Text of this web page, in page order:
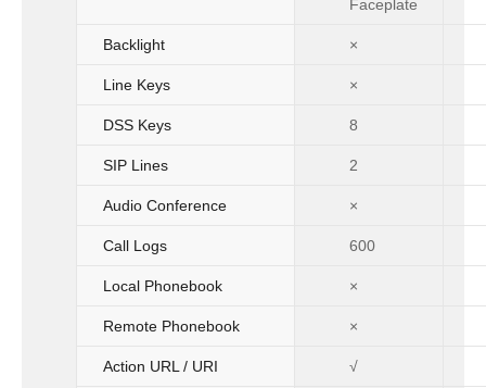
Faceplate
Backlight ×
Line Keys ×
DSS Keys 8
SIP Lines 2
Audio Conference ×
Call Logs 600
Local Phonebook ×
Remote Phonebook ×
Action URL / URI √